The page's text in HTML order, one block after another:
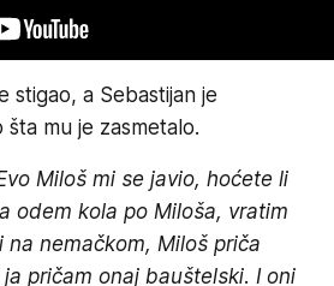
stigao, a Sebastijan je
mu je zasmetalo.
Miloš mi se javio, hoćete li
odem kola po Miloša, vratim
na nemačkom, Miloš priča
pričam onaj bauštelski. I oni